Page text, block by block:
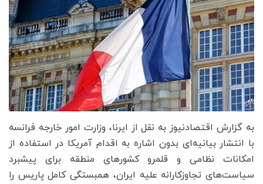
به گزارش اقتصادنیوز به نقل از ایرنا، وزارت امور خارجه فرانسه
با انتشار بیانیه‌ای بدون اشاره به اقدام آمریکا در استفاده از
امکانات نظامی و قلمرو کشورهای منطقه برای پیشبرد
سیاست‌های تجاوزکارانه علیه ایران، همبستگی کامل پاریس را